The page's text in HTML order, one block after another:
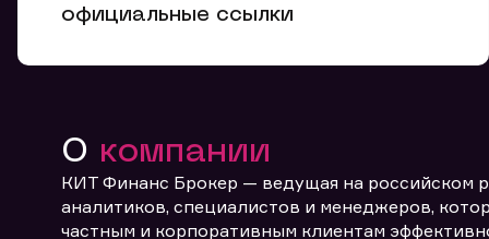
официальные ссылки
О компании
КИТ Финанс Брокер — ведущая на российском
аналитиков, специалистов и менеджеров,
частным и корпоративным клиентам